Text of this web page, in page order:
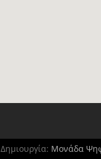
Δημιουργία: Μονάδα